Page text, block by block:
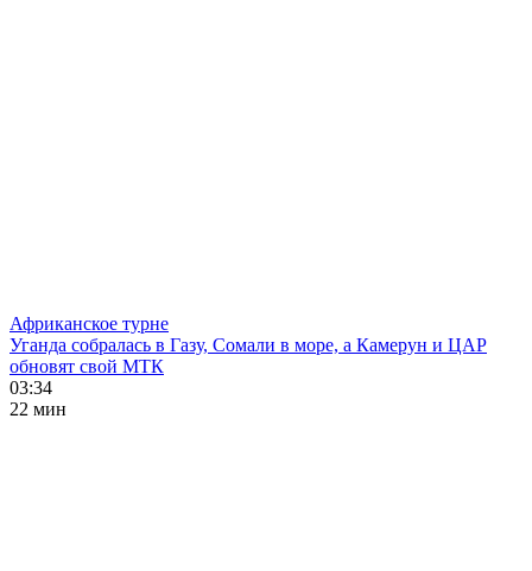
Африканское турне
Уганда собралась в Газу, Сомали в море, а Камерун и ЦАР
обновят свой МТК
03:34
22 мин